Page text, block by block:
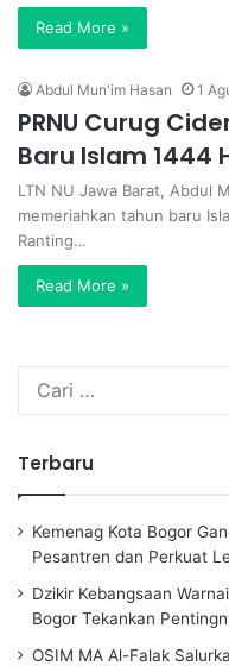
Read More »
Abdul Mun'im Hasan 1
PRNU Curug
Baru Islam 1444
LTN NU Jawa Barat, Abdul
memeriahkan tahun baru
Ranting…
Read More »
Terbaru
Kemenag Kota Bogor
Pesantren dan Perkuat
Dzikir Kebangsaan
Bogor Tekankan
OSIM MA Al-Falak